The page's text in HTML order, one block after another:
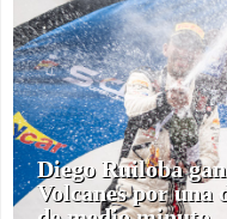
Diego Ruiloba
Volcanes por una